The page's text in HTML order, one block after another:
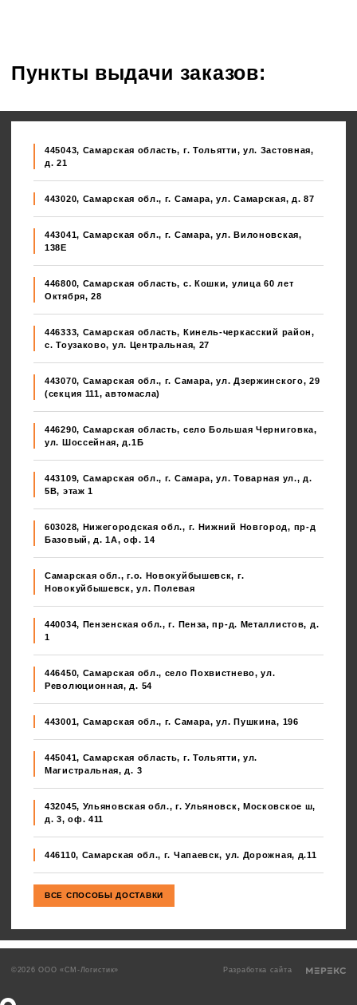
Пункты выдачи заказов:
445043, Самарская область, г. Тольятти, ул. Застовная,
д. 21
443020, Самарская обл., г. Самара, ул. Самарская, д. 87
443041, Самарская обл., г. Самара, ул. Вилоновская,
138E
446800, Самарская область, с. Кошки, улица 60 лет
Октября, 28
446333, Самарская область, Кинель-черкасский район,
с. Тоузаково, ул. Центральная, 27
443070, Самарская обл., г. Самара, ул. Дзержинского, 29
(секция 111, автомасла)
446290, Самарская область, село Большая Черниговка,
ул. Шоссейная, д.1Б
443109, Самарская обл., г. Самара, ул. Товарная ул., д.
5В, этаж 1
603028, Нижегородская обл., г. Нижний Новгород, пр-д
Базовый, д. 1А, оф. 14
Самарская обл., г.о. Новокуйбышевск, г.
Новокуйбышевск, ул. Полевая
440034, Пензенская обл., г. Пенза, пр-д. Металлистов, д.
1
446450, Самарская обл., село Похвистнево, ул.
Революционная, д. 54
443001, Самарская обл., г. Самара, ул. Пушкина, 196
445041, Самарская область, г. Тольятти, ул.
Магистральная, д. 3
432045, Ульяновская обл., г. Ульяновск, Московское ш,
д. 3, оф. 411
446110, Самарская обл., г. Чапаевск, ул. Дорожная, д.11
©2026 ООО «СМ-Логистик» Разработка сайта